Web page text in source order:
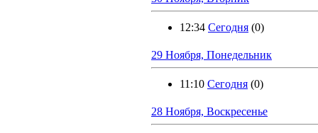
12:34 Сегодня (0)
29 Ноября, Понедельник
11:10 Сегодня (0)
28 Ноября, Воскресенье